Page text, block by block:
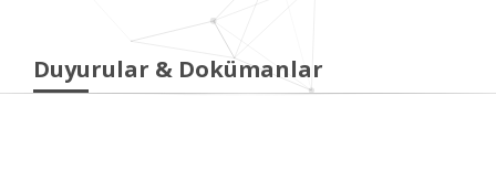
Duyurular & Dokümanlar